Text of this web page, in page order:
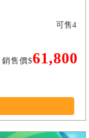
銷售價$61,800
可售4